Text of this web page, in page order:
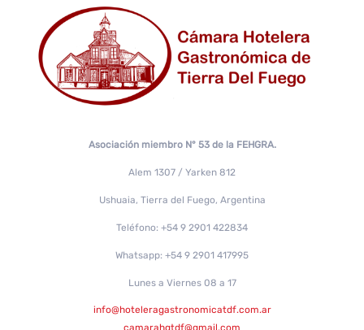
Asociación miembro N° 53 de la FEHGRA.
Alem 1307 / Yarken 812
Ushuaia, Tierra del Fuego, Argentina
Teléfono: +54 9 2901 422834
Whatsapp: +54 9 2901 417995
Lunes a Viernes 08 a 17
info@hoteleragastronomicatdf.com.ar